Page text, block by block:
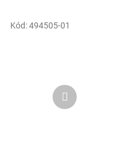
Kód:494505-01
Ďalší
produkt